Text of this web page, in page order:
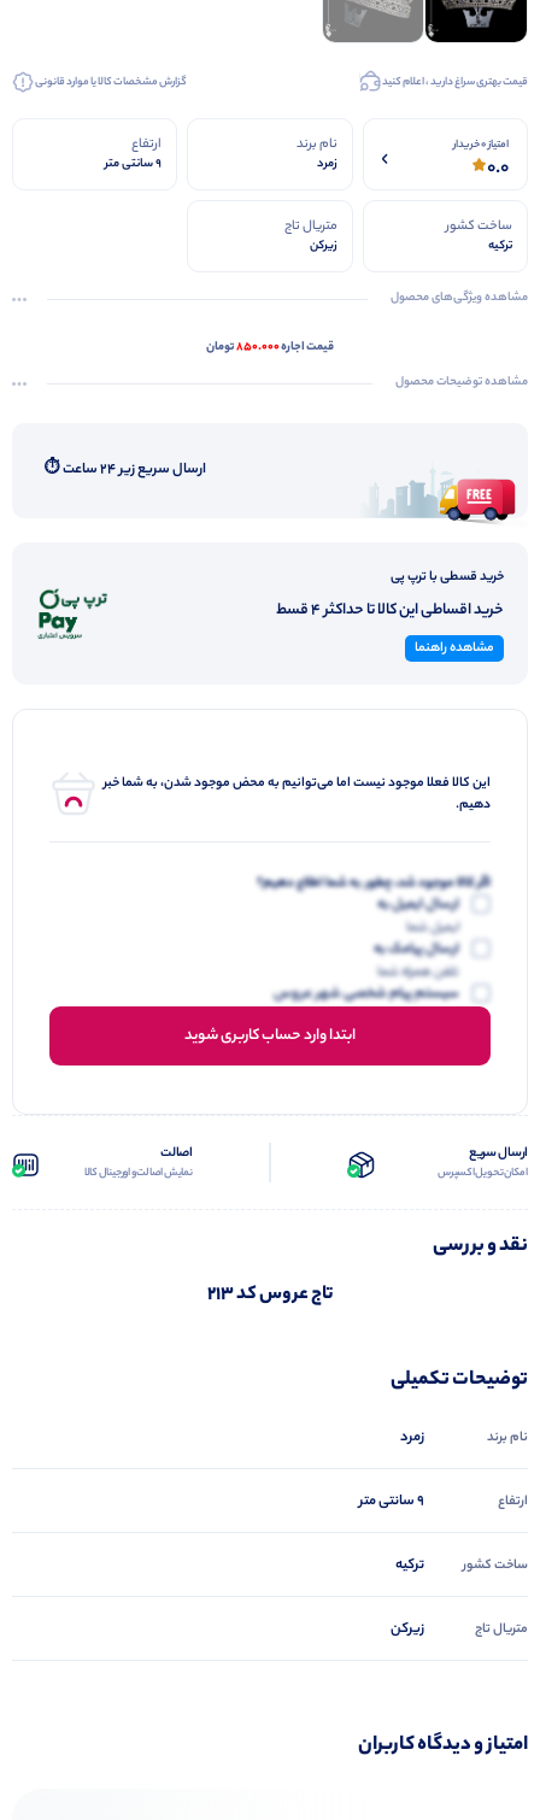
کیف عروس کفش عروس
قیمت بهتری سراغ دارید ، اعلام کنید گزارش مشخصات کالا یا موارد قانونی
امتیاز 0 خریدار
0.0
نام برند
زمرد
ارتفاع
9 سانتی متر
ساخت کشور
ترکیه
متریال تاج
زیرکن
مشاهده ویژگی‌های محصول
قیمت اجاره850.000تومان
مشاهده توضیحات محصول
ارسال سریع زیر ۲۴ ساعت ⏱️
خرید قسطی با ترپ پی
خرید اقساطی این کالا تا حداکثر 4 قسط
مشاهده راهنما
این کالا فعلا موجود نیست اما می‌توانیم به محض موجود شدن، به شما خبر
دهیم.
اگر کالا موجود شد، چطور به شما اطلاع دهیم؟
ارسال ایمیل به
ایمیل شما
ارسال پیامک به
تلفن همراه شما
سیستم پیام شخصی شهر عروس
ابتدا وارد حساب کاربری شوید
ارسال سریع
امکان تحویل اکسپرس
اصالت
نمایش اصالت و اورجینال کالا
نقد و بررسی
تاج عروس کد 213
توضیحات تکمیلی
نام برند زمرد
ارتفاع 9 سانتی متر
ساخت کشور ترکیه
متریال تاج زیرکن
امتیاز و دیدگاه کاربران